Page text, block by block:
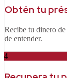
Obtén tu
Recibe tu dinero
de entender.
4